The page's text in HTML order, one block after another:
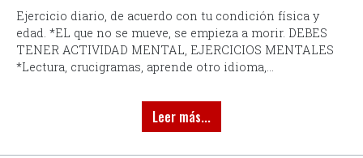
Ejercicio diario, de acuerdo con tu condición física y
edad. *EL que no se mueve, se empieza a morir. DEBES
TENER ACTIVIDAD MENTAL, EJERCICIOS MENTALES
*Lectura, crucigramas, aprende otro idioma,...
Leer más...